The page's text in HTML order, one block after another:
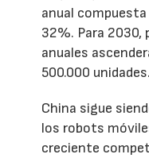
anual
32%. Para 2030,
anuales
500.000 unidades.
China sigue
los robots
creciente